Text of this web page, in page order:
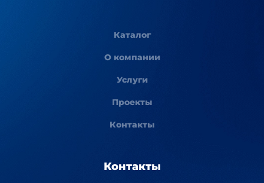
Каталог
О компании
Услуги
Проекты
Контакты
Контакты